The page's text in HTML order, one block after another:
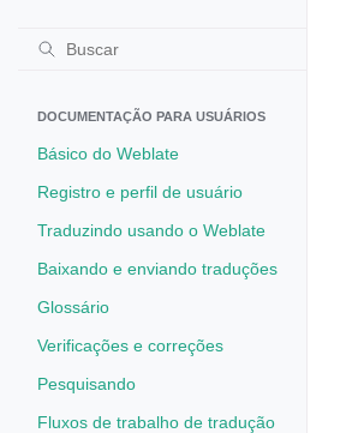
DOCUMENTAÇÃO PARA USUÁRIOS
Básico do Weblate
Registro e perfil de usuário
Traduzindo usando o Weblate
Baixando e enviando traduções
Glossário
Verificações e correções
Pesquisando
Fluxos de trabalho de tradução